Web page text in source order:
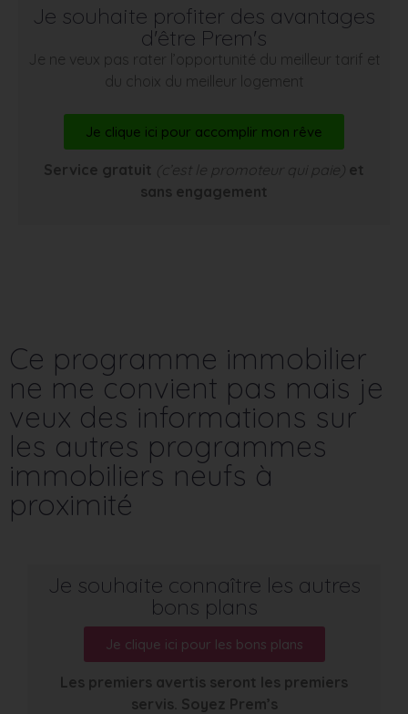
Je souhaite profiter des avantages
d'être Prem's
Je ne veux pas rater l’opportunité du meilleur tarif et
du choix du meilleur logement
Je clique ici pour accomplir mon rêve
Service gratuit (c’est le promoteur qui paie) et
sans engagement
Ce programme immobilier
ne me convient pas mais je
veux des informations sur
les autres programmes
immobiliers neufs à
proximité
Je souhaite connaître les autres
bons plans
Je clique ici pour les bons plans
Les premiers avertis seront les premiers
servis. Soyez Prem’s